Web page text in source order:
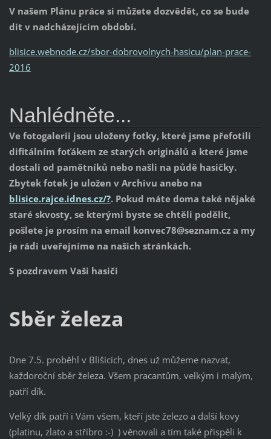
V našem Plánu práce si můžete dozvědět, co se bude
dít v nadcházejícím období.
blisice.webnode.cz/sbor-dobrovolnych-hasicu/plan-prace-
2016
Nahlédněte...
Ve fotogalerii jsou uloženy fotky, které jsme přefotili
difitálním foťákem ze starých originálů a které jsme
dostali od pamětníků nebo našli na půdě hasičky.
Zbytek fotek je uložen v Archivu anebo na
blisice.rajce.idnes.cz/?. Pokud máte doma také nějaké
staré skvosty, se kterými byste se chtěli podělit,
pošlete je prosím na email konvec78@seznam.cz a my
je rádi uveřejníme na našich stránkách.
S pozdravem Vaši hasiči
Sběr železa
Dne 7.5. proběhl v Blišicích, dnes už můžeme nazvat,
každoroční sběr železa. Všem pracantům, velkým i malým,
patří dík.
Velký dík patří i Vám všem, kteří jste železo a další kovy
(platinu, zlato a stříbro :-) ) věnovali a tím také přispěli k